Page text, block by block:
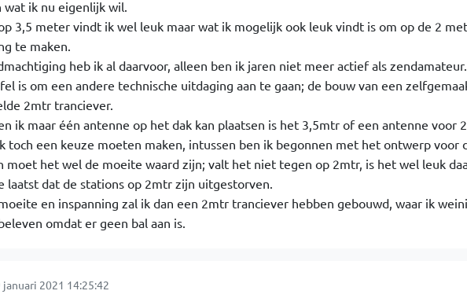
ik nu eigenlijk wil.
3,5 meter vindt ik wel leuk maar wat ik mogelijk ook leuk vindt is om op de 2
te maken.
heb ik al daarvoor, alleen ben ik jaren niet meer actief als zendamateur.
is om een andere technische uitdaging aan te gaan; de bouw van een
2mtr tranciever.
ik maar één antenne op het dak kan plaatsen is het 3,5mtr of een antenne voor
toch een keuze moeten maken, intussen ben ik begonnen met het ontwerp voor
moet het wel de moeite waard zijn; valt het niet tegen op 2mtr, is het wel leuk
laatst dat de stations op 2mtr zijn uitgestorven.
en inspanning zal ik dan een 2mtr tranciever hebben gebouwd, waar ik
omdat er geen bal aan is.
2021 14:25:42